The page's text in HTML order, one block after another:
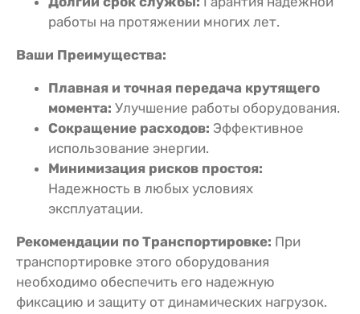
работы на протяжении многих лет.
Ваши Преимущества:
Плавная и точная передача крутящего
момента: Улучшение работы оборудования.
Сокращение расходов: Эффективное
использование энергии.
Минимизация рисков простоя:
Надежность в любых условиях
эксплуатации.
Рекомендации по Транспортировке: При
транспортировке этого оборудования
необходимо обеспечить его надежную
фиксацию и защиту от динамических нагрузок.